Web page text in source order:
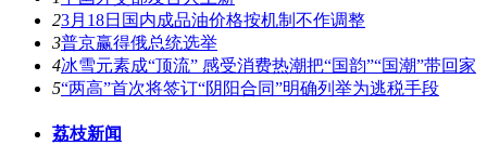
23月18日国内成品油价格按机制不作调整
3普京赢得俄总统选举
4冰雪元素成“顶流” 感受消费热潮把“国韵”“国潮”带回家
5“两高”首次将签订“阴阳合同”明确列举为逃税手段
荔枝新闻